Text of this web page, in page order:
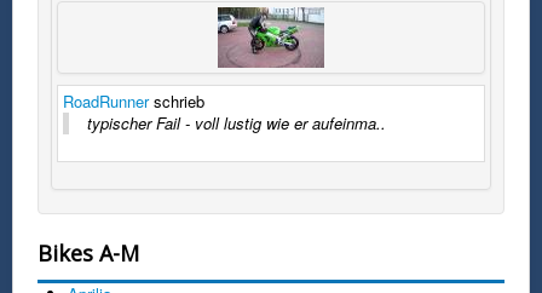
RoadRunnerschrieb
typischer Fail - voll lustig wie er aufeinma..
Bikes A-M